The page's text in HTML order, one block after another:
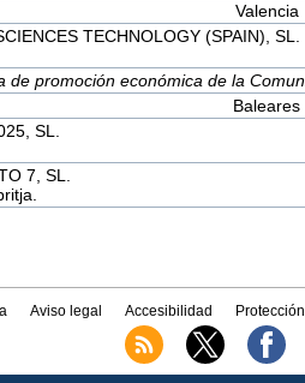
Valencia
TECHNOLOGY (SPAIN), SL.
de promoción económica de la
Baleares
SL.
7, SL.
Aviso legal Accesibilidad